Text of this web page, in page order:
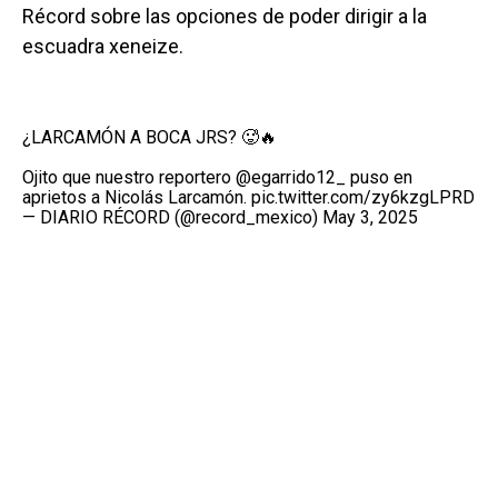
Récord sobre las opciones de poder dirigir a la
escuadra xeneize.
¿LARCAMÓN A BOCA JRS? 🥵🔥
Ojito que nuestro reportero @egarrido12_
puso en
aprietos a Nicolás Larcamón. pic.twitter.com/zy6kzgLPRD
— DIARIO RÉCORD (@record_mexico) May 3, 2025